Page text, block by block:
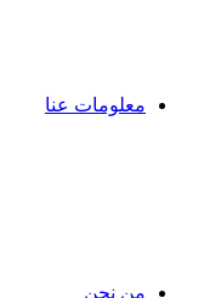
معلومات عنا
من نحن